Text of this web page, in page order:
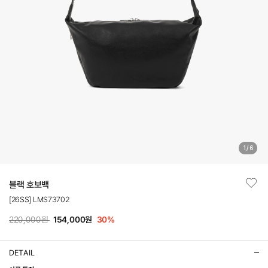
1/ 6
블랙 호보백
[26SS] LMS73702
220,000원 154,000원 30%
DETAIL